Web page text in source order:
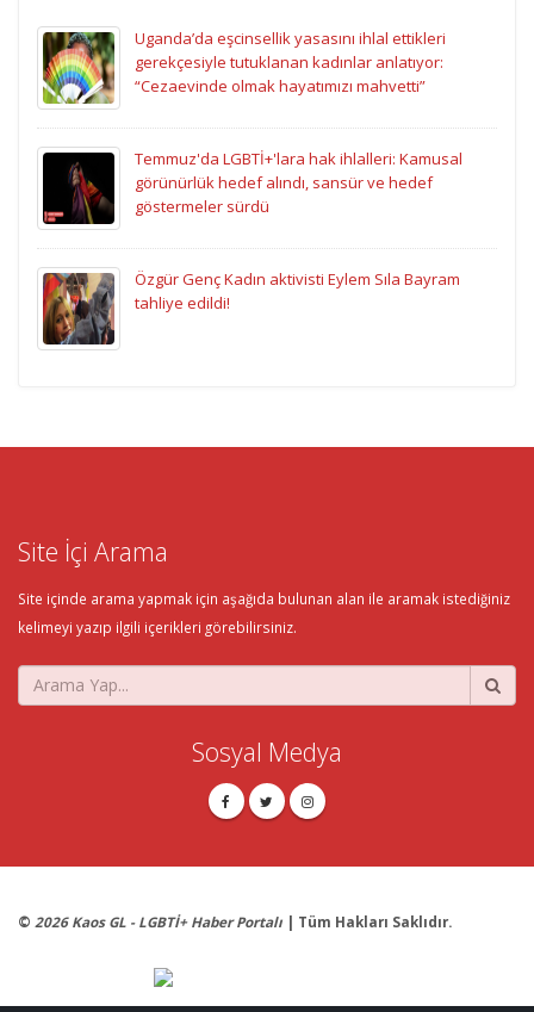
Uganda’da eşcinsellik yasasını ihlal ettikleri
gerekçesiyle tutuklanan kadınlar anlatıyor:
“Cezaevinde olmak hayatımızı mahvetti”
Temmuz'da LGBTİ+'lara hak ihlalleri: Kamusal
görünürlük hedef alındı, sansür ve hedef
göstermeler sürdü
Özgür Genç Kadın aktivisti Eylem Sıla Bayram
tahliye edildi!
Site İçi Arama
Site içinde arama yapmak için aşağıda bulunan alan ile aramak istediğiniz
kelimeyi yazıp ilgili içerikleri görebilirsiniz.
Sosyal Medya
© 2026 Kaos GL - LGBTİ+ Haber Portalı | Tüm Hakları Saklıdır.